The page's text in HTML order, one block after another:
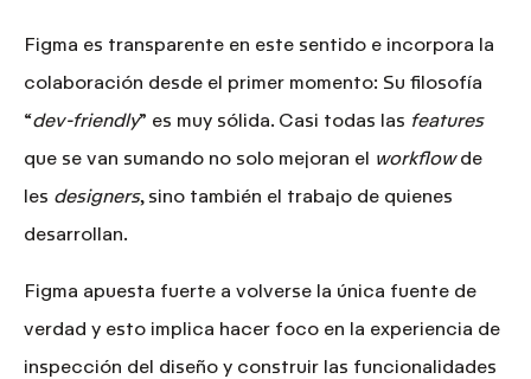
Figma es transparente en este sentido e incorpora la
colaboración desde el primer momento: Su filosofía
“dev-friendly” es muy sólida. Casi todas las features
que se van sumando no solo mejoran el workflowde
les designers, sino también el trabajo de quienes
desarrollan.
Figma apuesta fuerte a volverse la única fuente de
verdad y esto implica hacer foco en la experiencia de
inspección del diseño y construir las funcionalidades